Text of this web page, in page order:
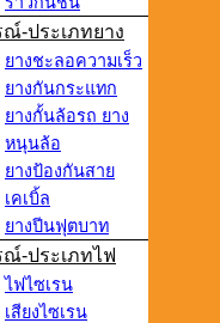
-ประเภทยาง
ยางชะลอความเร็ว
ยางกันกระแทก
ยางกั้นล้อรถ ยาง
หนุนล้อ
ยางป้องกันสาย
เคเบิ้ล
ยางปีนฟุตบาท
-ประเภทไฟ
ไฟไซเรน
เสียงไซเรน